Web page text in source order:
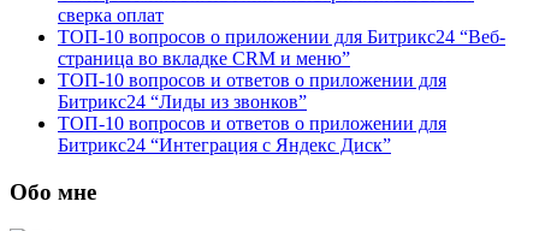
сверка оплат
ТОП-10 вопросов о приложении для Битрикс24 “Веб-
страница во вкладке CRM и меню”
ТОП-10 вопросов и ответов о приложении для
Битрикс24 “Лиды из звонков”
ТОП-10 вопросов и ответов о приложении для
Битрикс24 “Интеграция с Яндекс Диск”
Обо мне